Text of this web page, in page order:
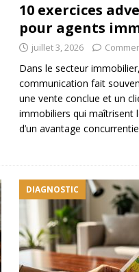
10 exercices
pour agents
juillet 3, 2026
Dans le secteur
communication fait
une vente conclue et un
immobiliers qui maîtrisent
d’un avantage
DIAGNOSTIC